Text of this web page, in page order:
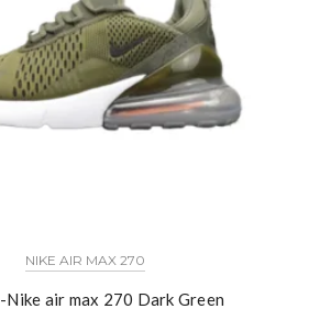
NIKE AIR MAX 270
נעלי נייק-Nike air max 270 Dark Green